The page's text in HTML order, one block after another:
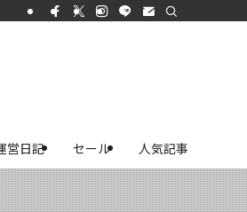
営日記 セール 人気記事